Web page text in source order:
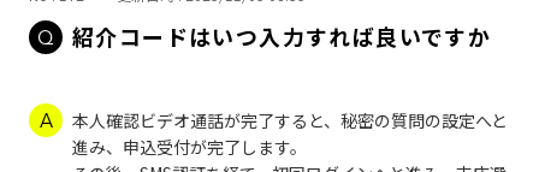
紹介コードはいつ入力すれば良いですか
本人確認ビデオ通話が完了すると、秘密の質問の設定へと
進み、申込受付が完了します。